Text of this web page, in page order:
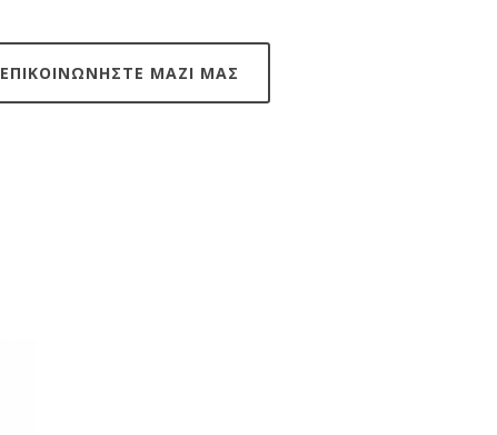
ΕΠΙΚΟΙΝΩΝΗΣΤΕ ΜΑΖΙ ΜΑΣ